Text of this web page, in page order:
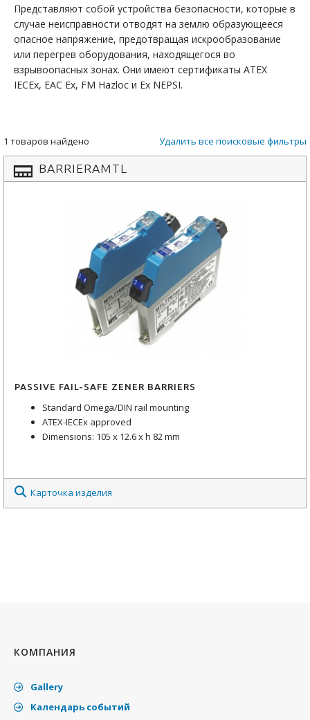
Представляют собой устройства безопасности, которые в
случае неисправности отводят на землю образующееся
опасное напряжение, предотвращая искрообразование
или перегрев оборудования, находящегося во
взрывоопасных зонах. Они имеют сертификаты ATEX
IECEx, EAC Ex, FM Hazloc и Ex NEPSI.
1 товаров найдено Удалить все поисковые фильтры
BARRIERAMTL
PASSIVE FAIL-SAFE ZENER BARRIERS
Standard Omega/DIN rail mounting
ATEX-IECEx approved
Dimensions: 105 x 12.6 x h 82 mm
Карточка изделия
КОМПАНИЯ
Gallery
Календарь событий